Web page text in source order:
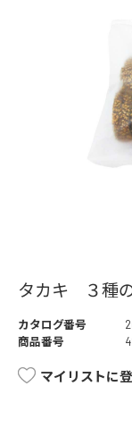
タカキ ３種
カタログ番号
商品番号
マイリストに